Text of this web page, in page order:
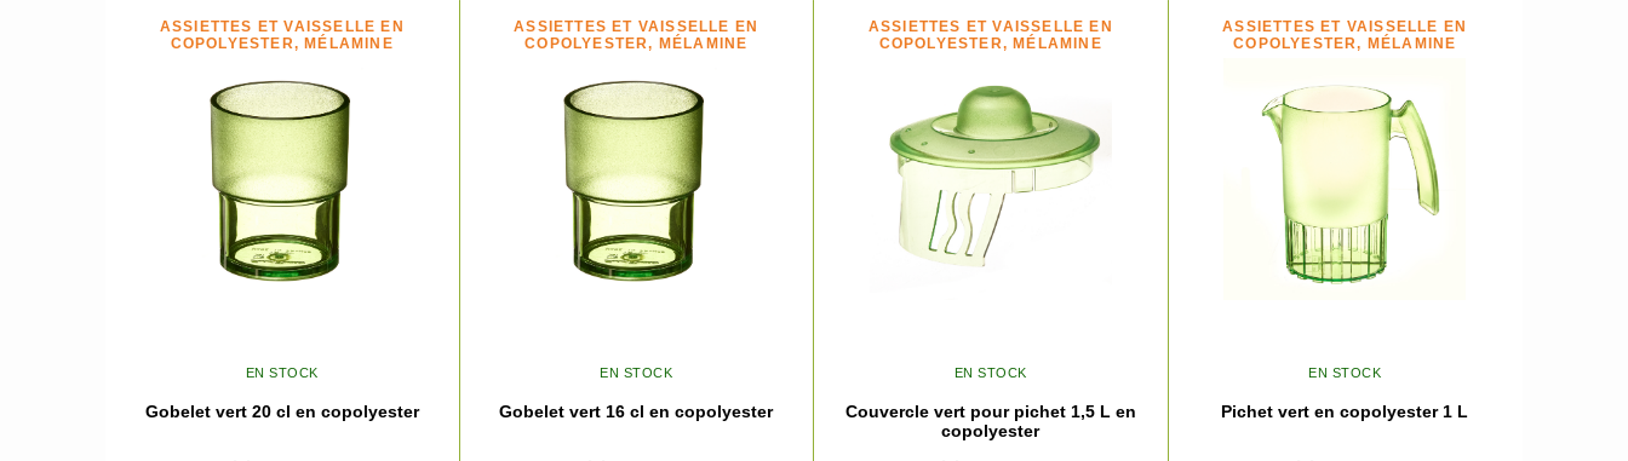
ASSIETTES ET VAISSELLE EN
COPOLYESTER, MÉLAMINE
EN STOCK
Gobelet vert 20 cl en copolyester
ASSIETTES ET VAISSELLE EN
COPOLYESTER, MÉLAMINE
EN STOCK
Gobelet vert 16 cl en copolyester
ASSIETTES ET VAISSELLE EN
COPOLYESTER, MÉLAMINE
EN STOCK
Couvercle vert pour pichet 1,5 L en
copolyester
ASSIETTES ET VAISSELLE EN
COPOLYESTER, MÉLAMINE
EN STOCK
Pichet vert en copolyester 1 L